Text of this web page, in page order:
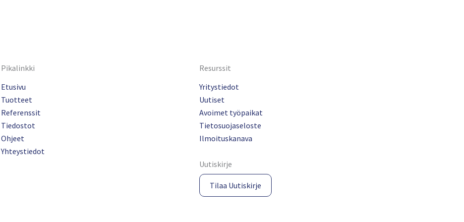
Pikalinkki
Etusivu
Tuotteet
Referenssit
Tiedostot
Ohjeet
Yhteystiedot
Resurssit
Yritystiedot
Uutiset
Avoimet työpaikat
Tietosuojaseloste
Ilmoituskanava
Uutiskirje
Tilaa Uutiskirje​